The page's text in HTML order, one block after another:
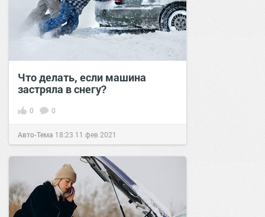
Что делать, если машина
застряла в снегу?
0 0
Авто-Тема 18:23 11 фев 2021